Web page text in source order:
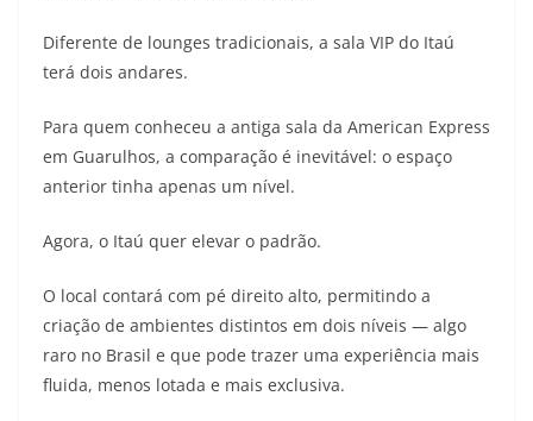
Diferente de lounges tradicionais, a sala VIP do Itaú
terá dois andares.
Para quem conheceu a antiga sala da American Express
em Guarulhos, a comparação é inevitável: o espaço
anterior tinha apenas um nível.
Agora, o Itaú quer elevar o padrão.
O local contará com pé direito alto, permitindo a
criação de ambientes distintos em dois níveis — algo
raro no Brasil e que pode trazer uma experiência mais
fluida, menos lotada e mais exclusiva.